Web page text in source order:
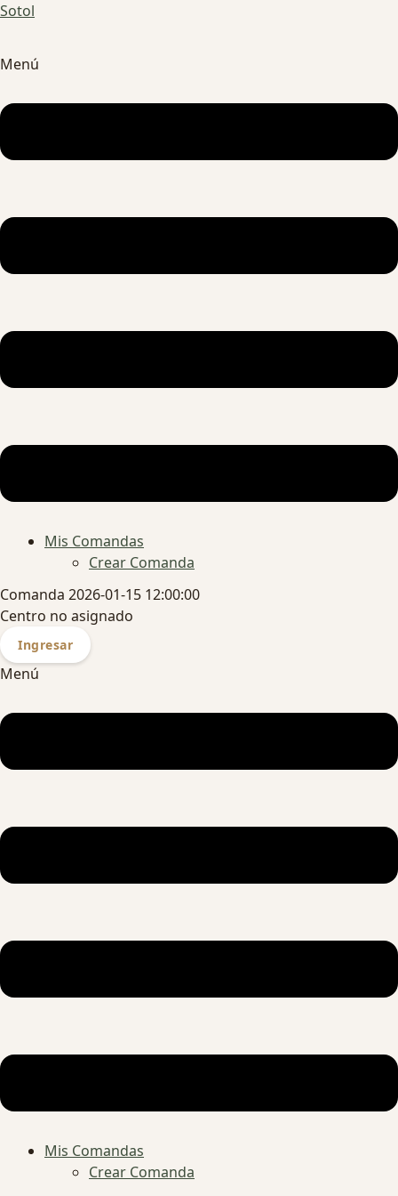
Sotol
Menú
Mis Comandas
Crear Comanda
Comanda 2026-01-15 12:00:00
Centro no asignado
Ingresar
Menú
Mis Comandas
Crear Comanda